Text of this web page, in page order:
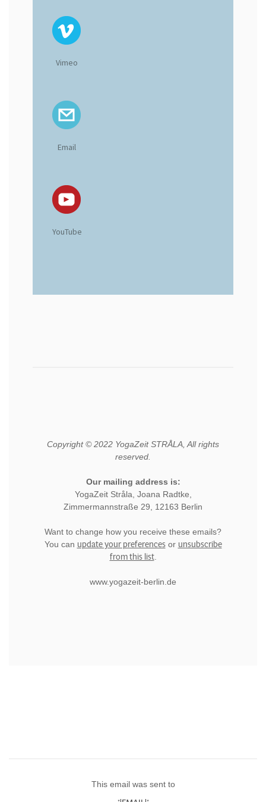
Vimeo
Email
YouTube
Copyright © 2022 YogaZeit STRÅLA, All rights
reserved.
Our mailing address is:
YogaZeit Stråla, Joana Radtke,
Zimmermannstraße 29, 12163 Berlin
Want to change how you receive these emails?
You can update your preferencesor unsubscribe
from this list.
www.yogazeit-berlin.de
This email was sent to